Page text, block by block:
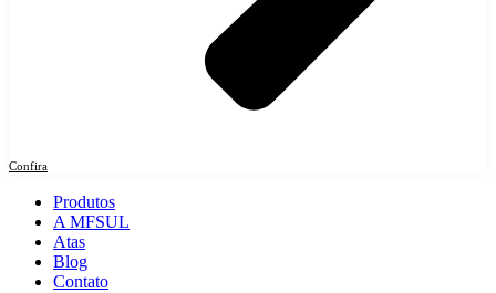
Confira
Produtos
A MFSUL
Atas
Blog
Contato